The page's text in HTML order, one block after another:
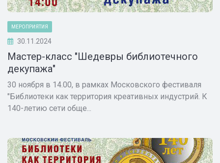
МЕРОПРИЯТИЯ
30.11.2024
Мастер-класс "Шедевры библиотечного
декупажа"
30 ноября в 14.00, в рамках Московского фестиваля
"Библиотеки как территория креативных индустрий. К
140-летию сети обще...